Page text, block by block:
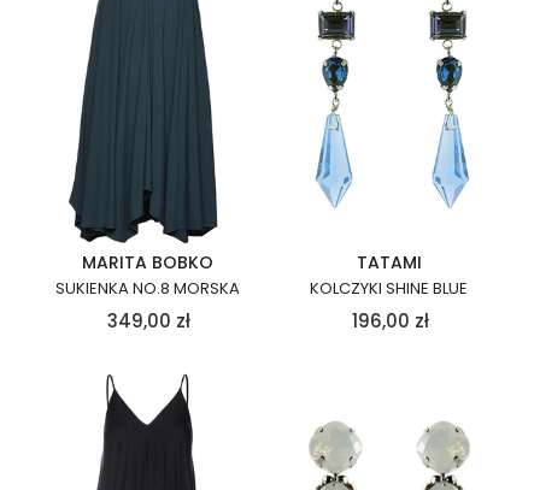
MARITA BOBKO
SUKIENKA NO.8 MORSKA
349,00 zł
TATAMI
KOLCZYKI SHINE BLUE
196,00 zł